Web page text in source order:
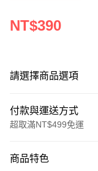
NT$390
請選擇商品選項
付款與運送方式
超取滿NT$499免運
信用卡一次付款
商品特色